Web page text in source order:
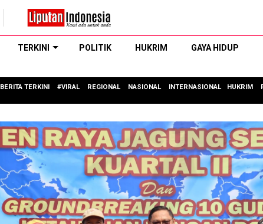
TERKINI POLITIK HUKRIM GAYA HIDUP
BERITA TERKINI #VIRAL REGIONAL NASIONAL INTERNASIONAL HUKRIM